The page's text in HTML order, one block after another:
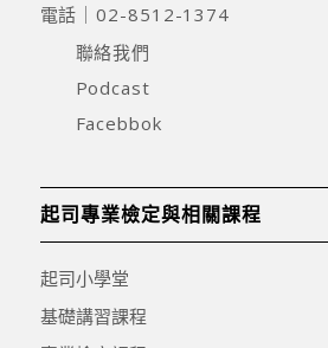
電話｜02-8512-1374
聯絡我們
Podcast
Facebbok
起司專業檢定與相關課程
起司小學堂
基礎講習課程